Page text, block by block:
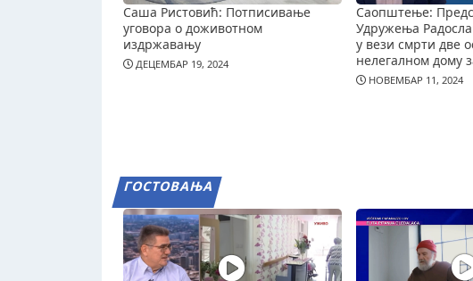
Саша Ристовић: Потписивање
уговора о доживотном
издржавању
ДЕЦЕМБАР 19, 2024
Саопштење:
Удружења
у вези смрти две
нелегалном дому
НОВЕМБАР 11, 2024
ГОСТОВАЊА